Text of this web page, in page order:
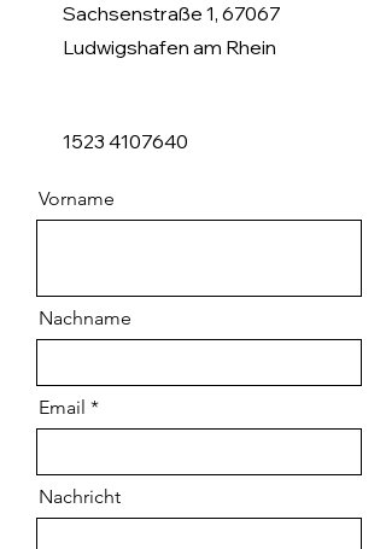
Sachsenstraße 1, 67067
Ludwigshafen am Rhein
1523 4107640
Vorname
Nachname
Email
Nachricht